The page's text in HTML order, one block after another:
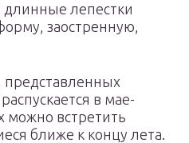
длинные лепестки
заостренную,
представленных
в мае-
можно встретить
ближе к концу лета.